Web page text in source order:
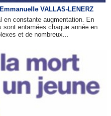
VALLAS-LENERZ
en constante augmentation. En
entamées chaque année en
et de nombreux...